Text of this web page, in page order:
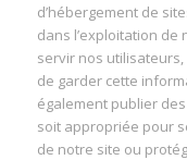
d’hébergement de
dans l’exploitation
servir nos
de garder cette
également publier
soit appropriée pour
de notre site ou